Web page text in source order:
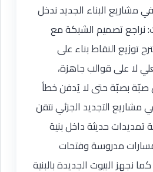
مشاريع البناء الجديد ندخل
نراجع تصميم الشبكة مع
توزيع النقاط بناء على
لا على قوالب جاهزة،
بصبّة حتى لا يُدفن خطأ
التجديد الجزئي نتقن
تمديدات حديثة داخل بنية
مدروسة وفتحات
نجهز البيوت الجديدة بالبنية